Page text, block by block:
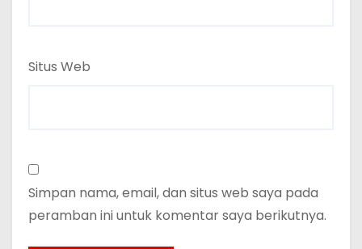
Situs Web
Simpan nama, email, dan situs web saya pada
peramban ini untuk komentar saya berikutnya.